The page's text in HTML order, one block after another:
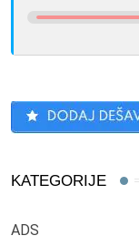
KATEGORIJE
ADS